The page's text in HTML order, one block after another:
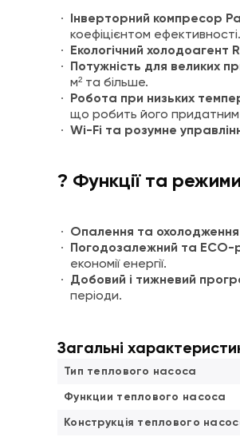
Інверторний компресор
коефіцієнтом ефективності.
Екологічний холодоагент
Потужність для великих
м² та більше.
Робота при низьких
що робить його придатним
Wi-Fi та розумне
? Функції та
Опалення та
Погодозалежний та ECO-
економії енергії.
Добовий і тижневий
періоди.
Загальні
Тип теплового насоса
Функции теплового насоса
Конструкція теплового